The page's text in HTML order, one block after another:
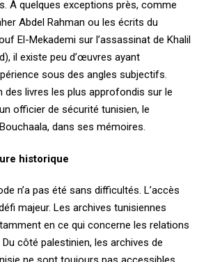
À quelques exceptions près, comme
Abdel Rahman ou les écrits du
El-Mekademi sur l’assassinat de Khalil
il existe peu d’œuvres ayant
sous des angles subjectifs.
des livres les plus approfondis sur le
officier de sécurité tunisien, le
dans ses mémoires.
historique
n’a pas été sans difficultés. L’accès
majeur. Les archives tunisiennes
en ce qui concerne les relations
Du côté palestinien, les archives de